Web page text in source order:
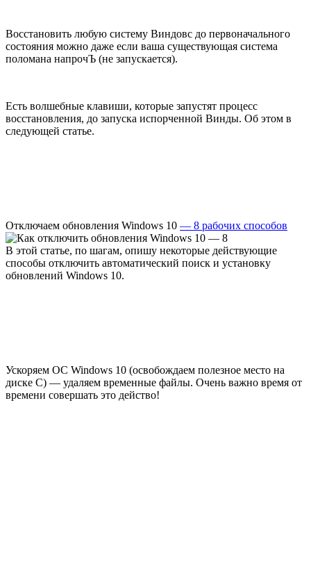
Восстановить любую систему Виндовс до первоначального
состояния можно даже если ваша существующая система
поломана напрочЪ (не запускается).
Есть волшебные клавиши, которые запустят процесс
восстановления, до запуска испорченной Винды. Об этом в
следующей статье.
Отключаем обновления Windows 10 — 8 рабочих способов
В этой статье, по шагам, опишу некоторые действующие
способы отключить автоматический поиск и установку
обновлений Windows 10.
Ускоряем ОС Windows 10 (освобождаем полезное место на
диске С) — удаляем временные файлы. Очень важно время от
времени совершать это действо!